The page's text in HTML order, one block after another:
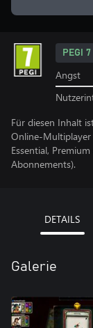
PEGI 7
Angst
Für diesen Inhalt
Online-Multiplayer
Essential,
Abonnements).
DETAILS
Galerie